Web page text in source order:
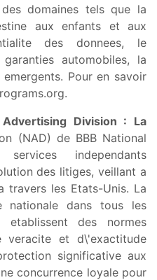
domaines tels que la
aux enfants et aux
des donnees, le
automobiles, la
Pour en savoir
Division : La
(NAD) de BBB National
independants
des litiges, veillant a
les Etats-Unis. La
nationale dans tous les
des normes
veracite et d\'exactitude
significative aux
concurrence loyale pour